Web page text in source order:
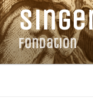
Aller
au
contenu
principalFondation